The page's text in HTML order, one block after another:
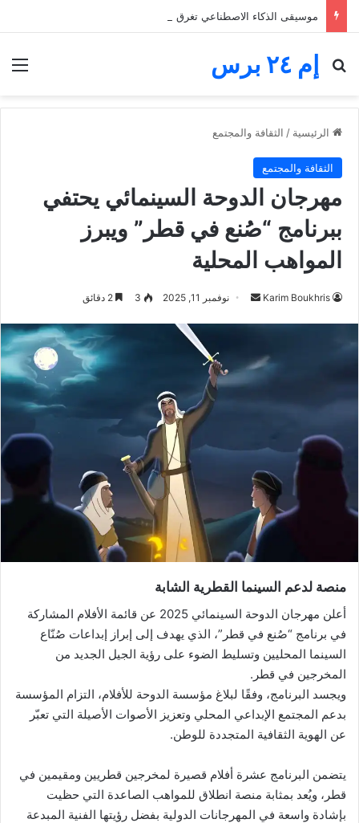
إم ٢٤ برس
بحث عن
الرئيسية / الثقافة والمجتمع
الثقافة والمجتمع
مهرجان الدوحة السينمائي يحتفي
ببرنامج “صُنع في قطر” ويبرز
المواهب المحلية
Karim Boukhris
أرسل نوفمبر 11, 2025 3
منصة لدعم السينما القطرية الشابة
أعلن مهرجان الدوحة السينمائي 2025 عن قائمة الأفلام المشاركة
في برنامج “صُنع في قطر”، الذي يهدف إلى إبراز إبداعات صُنّاع
السينما المحليين وتسليط الضوء على رؤية الجيل الجديد من
المخرجين في قطر.
ويجسد البرنامج، وفقًا لبلاغ مؤسسة الدوحة للأفلام، التزام المؤسسة
بدعم المجتمع الإبداعي المحلي وتعزيز الأصوات الأصيلة التي تعبّر
عن الهوية الثقافية المتجددة للوطن.
يتضمن البرنامج عشرة أفلام قصيرة لمخرجين قطريين ومقيمين في
قطر، ويُعد بمثابة منصة انطلاق للمواهب الصاعدة التي حظيت
بإشادة واسعة في المهرجانات الدولية بفضل رؤيتها الفنية المبدعة